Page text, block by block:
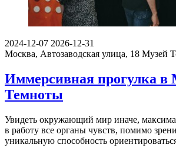
2024-12-07 2026-12-31
Москва, Автозаводская улица, 18 Музей
Иммерсивная прогулка в
Темноты
Увидеть окружающий мир иначе,
в работу все органы чувств, помимо
уникальную способность